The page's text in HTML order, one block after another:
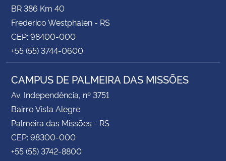
BR 386 Km 40
Frederico Westphalen - RS
CEP: 98400-000
+55 (55) 3744-0600
CAMPUS DE PALMEIRA DAS MISSÕES
Av. Independência, nº 3751
Bairro Vista Alegre
Palmeira das Missões - RS
CEP: 98300-000
+55 (55) 3742-8800